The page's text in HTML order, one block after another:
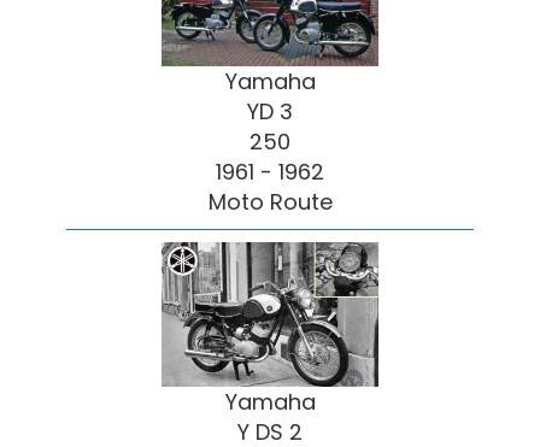
Yamaha
YD 3
250
1961 - 1962
Moto Route
Yamaha
Y DS 2